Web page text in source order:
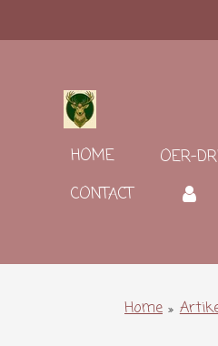
hoofdinhoud
HOME OER-
CONTACT
Home »